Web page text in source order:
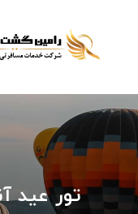
تور عید